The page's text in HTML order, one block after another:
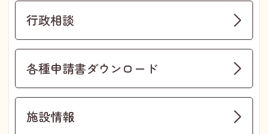
行政相談
各種申請書ダウンロード
施設情報